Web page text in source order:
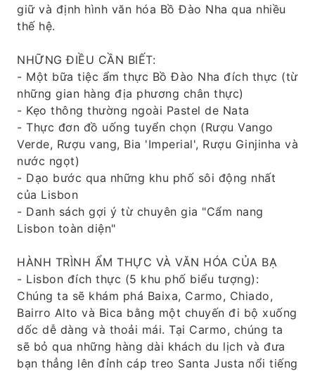
giữ và định hình văn hóa Bồ Đào Nha qua nhiều
thế hệ.
NHỮNG ĐIỀU CẦN BIẾT:
- Một bữa tiệc ẩm thực Bồ Đào Nha đích thực (từ
những gian hàng địa phương chân thực)
- Kẹo thông thường ngoài Pastel de Nata
- Thực đơn đồ uống tuyển chọn (Rượu Vango
Verde, Rượu vang, Bia 'Imperial', Rượu Ginjinha và
nước ngọt)
- Dạo bước qua những khu phố sôi động nhất
của Lisbon
- Danh sách gợi ý từ chuyên gia "Cẩm nang
Lisbon toàn diện"
HÀNH TRÌNH ẨM THỰC VÀ VĂN HÓA CỦA BẠ
- Lisbon đích thực (5 khu phố biểu tượng):
Chúng ta sẽ khám phá Baixa, Carmo, Chiado,
Bairro Alto và Bica bằng một chuyến đi bộ xuống
dốc dễ dàng và thoải mái. Tại Carmo, chúng ta
sẽ bỏ qua những hàng dài khách du lịch và đưa
bạn thẳng lên đỉnh cáp treo Santa Justa nổi tiếng